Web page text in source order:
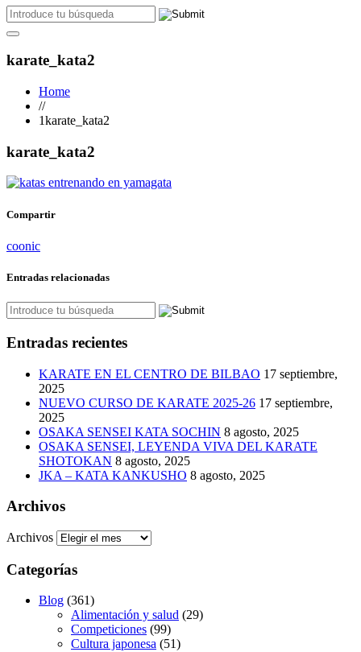
karate_kata2
Home
//
1karate_kata2
karate_kata2
Compartir
coonic
Entradas relacionadas
Entradas recientes
KARATE EN EL CENTRO DE BILBAO 17 septiembre,
2025
NUEVO CURSO DE KARATE 2025-26 17 septiembre,
2025
OSAKA SENSEI KATA SOCHIN 8 agosto, 2025
OSAKA SENSEI, LEYENDA VIVA DEL KARATE
SHOTOKAN 8 agosto, 2025
JKA – KATA KANKUSHO 8 agosto, 2025
Archivos
Archivos
Categorías
Blog (361)
Alimentación y salud (29)
Competiciones (99)
Cultura japonesa (51)